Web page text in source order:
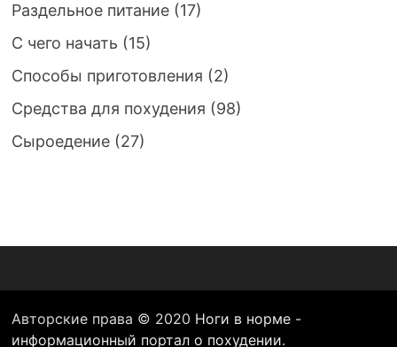
Раздельное питание(17)
С чего начать (15)
Способы приготовления (2)
Средства для похудения (98)
Сыроедение(27)
Авторские права © 2020 Ноги в норме -
информационный портал о похудении.